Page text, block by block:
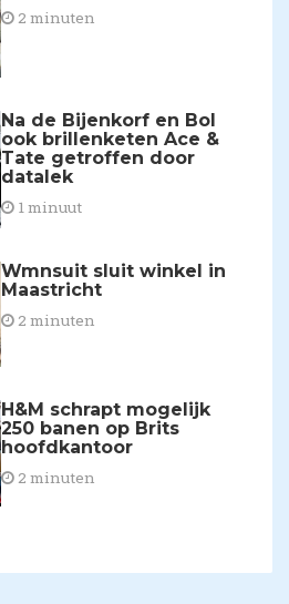
2 minuten
Na de Bijenkorf en Bol
ook brillenketen Ace &
Tate getroffen door
datalek
1 minuut
Wmnsuit sluit winkel in
Maastricht
2 minuten
H&M schrapt mogelijk
250 banen op Brits
hoofdkantoor
2 minuten